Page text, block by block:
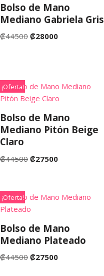
Bolso de Mano
Mediano Gabriela Gris
₡44500 ₡28000
¡Oferta!
Bolso de Mano
Mediano Pitón Beige
Claro
₡44500 ₡27500
¡Oferta!
Bolso de Mano
Mediano Plateado
₡44500 ₡27500